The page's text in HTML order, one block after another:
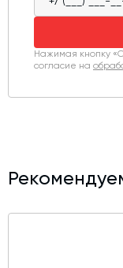
Нажимая кнопку
согласие на